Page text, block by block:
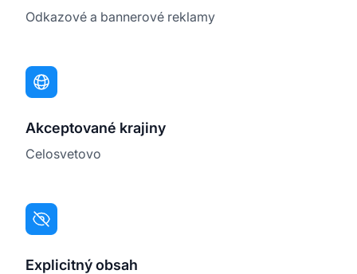
Odkazové a bannerové reklamy
Akceptované krajiny
Celosvetovo
Explicitný obsah